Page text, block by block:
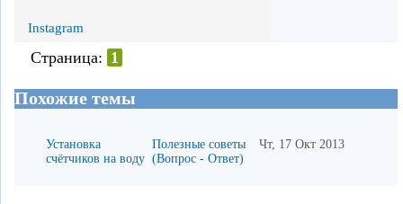
Instagram
Страница: 1
Похожие темы
Установка
счётчиков на воду
Полезные советы
(Вопрос - Ответ)
Чт, 17 Окт 2013